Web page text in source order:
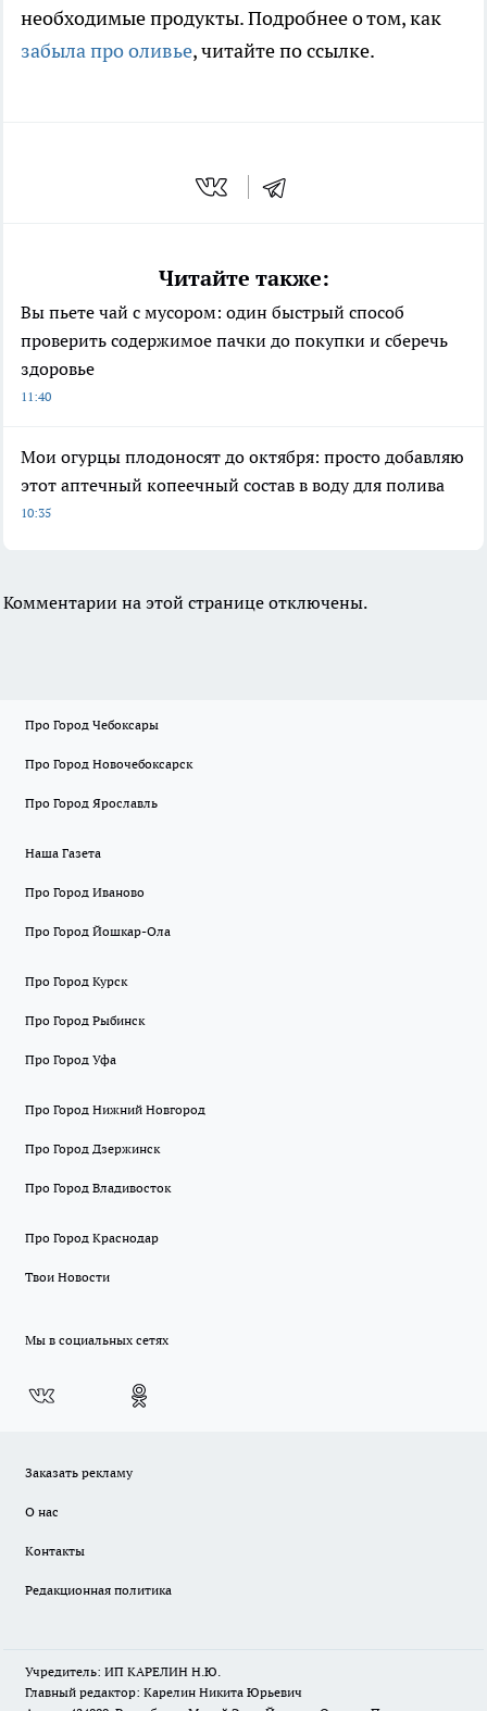
необходимые продукты. Подробнее о том, как
забыла про оливье, читайте по ссылке.
Читайте также:
Вы пьете чай с мусором: один быстрый способ
проверить содержимое пачки до покупки и сберечь
здоровье
11:40
Мои огурцы плодоносят до октября: просто добавляю
этот аптечный копеечный состав в воду для полива
10:35
Комментарии на этой странице отключены.
Про Город Чебоксары
Про Город Новочебоксарск
Про Город Ярославль
Наша Газета
Про Город Иваново
Про Город Йошкар-Ола
Про Город Курск
Про Город Рыбинск
Про Город Уфа
Про Город Нижний Новгород
Про Город Дзержинск
Про Город Владивосток
Про Город Краснодар
Твои Новости
Мы в социальных сетях
Заказать рекламу
О нас
Контакты
Редакционная политика
Учредитель: ИП КАРЕЛИН Н.Ю.
Главный редактор: Карелин Никита Юрьевич